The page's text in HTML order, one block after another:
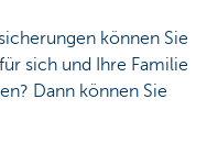
können Sie
sich und Ihre Familie
Dann können Sie